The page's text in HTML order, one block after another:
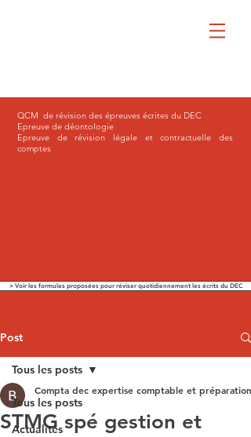
QCM de révision des épreuves écrites du DEC
Epreuve de déontologie
Epreuve de révision légale et contractuelle des
comptes
> Voir les formules proposées pour réviser quotidiennement les écrits du DEC
Post
Tous les posts
Actualités
Tous les posts
STMG spé gestion et
Compta dec expertise comptable et préparation